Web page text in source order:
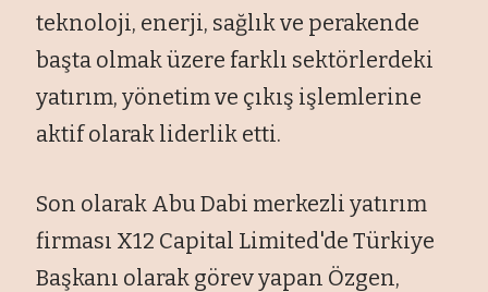
teknoloji, enerji, sağlık ve perakende
başta olmak üzere farklı sektörlerdeki
yatırım, yönetim ve çıkış işlemlerine
aktif olarak liderlik etti.
Son olarak Abu Dabi merkezli yatırım
firması X12 Capital Limited'de Türkiye
Başkanı olarak görev yapan Özgen,